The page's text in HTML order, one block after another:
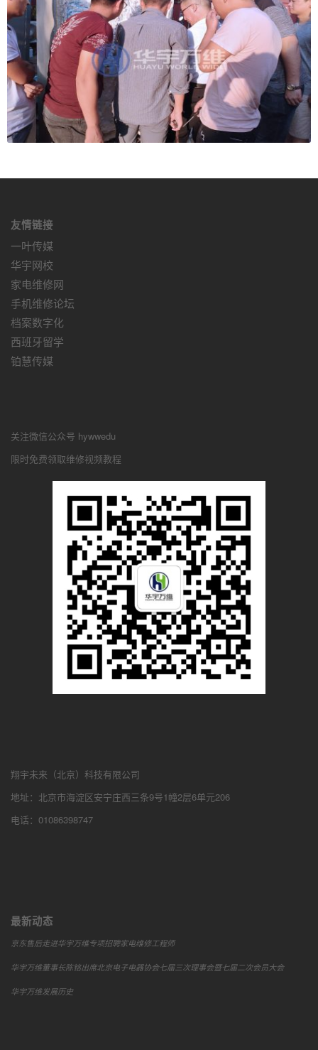
友情链接
一叶传媒
华宇网校
家电维修网
手机维修论坛
档案数字化
西班牙留学
铂慧传媒
关注微信公众号 hywwedu
限时免费领取维修视频教程
翔宇未来（北京）科技有限公司
地址：北京市海淀区安宁庄西三条9号1幢2层6单元206
电话：01086398747
最新动态
京东售后走进华宇万维专项招聘家电维修工程师
华宇万维董事长陈铭出席北京电子电器协会七届三次理事会暨七届二次会员大会
华宇万维发展历史